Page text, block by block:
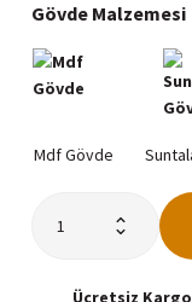
Gövde Malzemesi
Ücretsiz Kargo